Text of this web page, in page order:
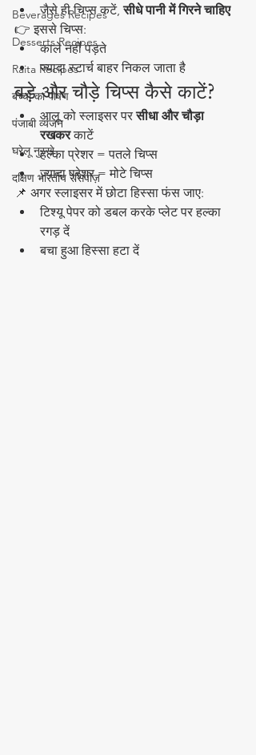
Beverages Recipes
Desserts Recipes
Raita Recipes
बच्चों का पोषण
पंजाबी व्यंजन
घरेलू नुस्खे
दक्षिण भारतीय रेसिपीज़
जैसे ही चिप्स कटें, सीधे पानी में गिरने चाहिए
👉 इससे चिप्स:
काले नहीं पड़ते
ज्यादा स्टार्च बाहर निकल जाता है
बड़े और चौड़े चिप्स कैसे काटें?
आलू को स्लाइसर पर सीधा और चौड़ा
रखकर काटें
हल्का प्रेशर = पतले चिप्स
ज़्यादा प्रेशर = मोटे चिप्स
📌 अगर स्लाइसर में छोटा हिस्सा फंस जाए:
टिश्यू पेपर को डबल करके प्लेट पर हल्का
रगड़ दें
बचा हुआ हिस्सा हटा दें